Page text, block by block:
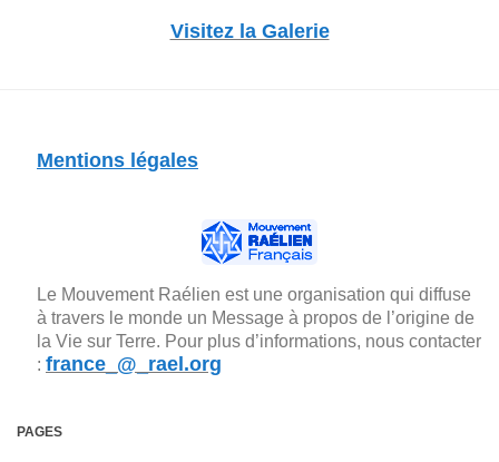
Visitez la Galerie
Mentions légales
Le Mouvement Raélien est une organisation qui diffuse
à travers le monde un Message à propos de l’origine de
la Vie sur Terre. Pour plus d’informations, nous contacter
: france_@_rael.org
PAGES